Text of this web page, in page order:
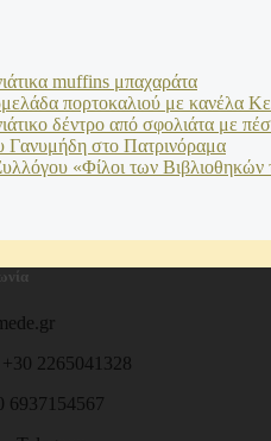
muffins μπαχαράτα
πορτοκαλιού με κανέλα
δέντρο από σφολιάτα με
Γανυμήδη στο Πατρινόραμα
«Φίλοι των Βιβλιοθηκών
2265041328
6937154567